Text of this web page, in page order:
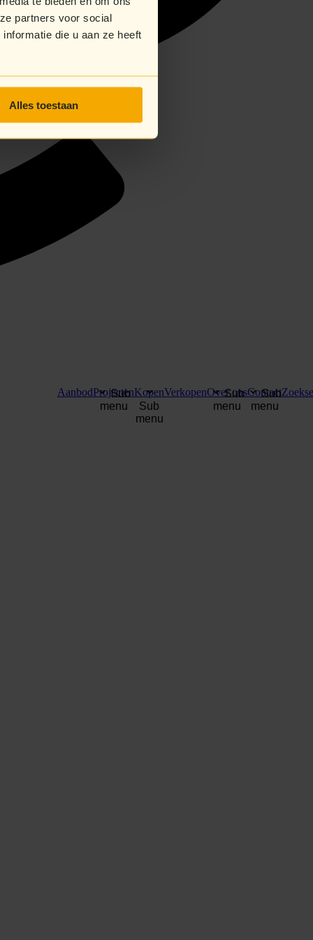
partners voor social
die u aan ze heeft
Alles toestaan
AanbodProjecten
Sub
menu
Kopen
Sub
menu
VerkopenOver ons
Sub
menu
Contact
Sub
menu